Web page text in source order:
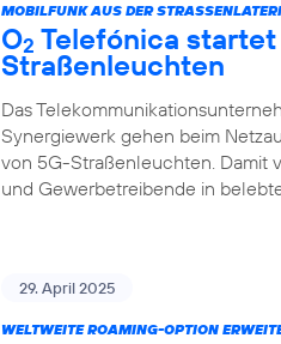
MOBILFUNK AUS DER
O2 Telefónica
Straßenleuchten
Das
Synergiewerk gehen beim
von 5G-Straßenleuchten. Damit
und Gewerbetreibende in
29. April 2025
WELTWEITE ROAMING-OPTION